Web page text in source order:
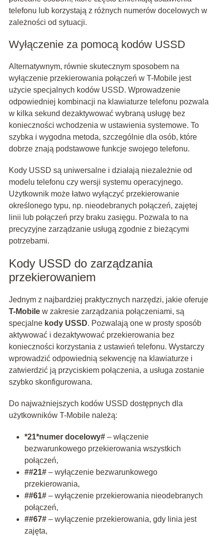
telefonu lub korzystają z różnych numerów docelowych w
zależności od sytuacji.
Wyłączenie za pomocą kodów USSD
Alternatywnym, równie skutecznym sposobem na
wyłączenie przekierowania połączeń w T-Mobile jest
użycie specjalnych kodów USSD. Wprowadzenie
odpowiedniej kombinacji na klawiaturze telefonu pozwala
w kilka sekund dezaktywować wybraną usługę bez
konieczności wchodzenia w ustawienia systemowe. To
szybka i wygodna metoda, szczególnie dla osób, które
dobrze znają podstawowe funkcje swojego telefonu.
Kody USSD są uniwersalne i działają niezależnie od
modelu telefonu czy wersji systemu operacyjnego.
Użytkownik może łatwo wyłączyć przekierowanie
określonego typu, np. nieodebranych połączeń, zajętej
linii lub połączeń przy braku zasięgu. Pozwala to na
precyzyjne zarządzanie usługą zgodnie z bieżącymi
potrzebami.
Kody USSD do zarządzania
przekierowaniem
Jednym z najbardziej praktycznych narzędzi, jakie oferuje
T-Mobilew zakresie zarządzania połączeniami, są
specjalne kody USSD. Pozwalają one w prosty sposób
aktywować i dezaktywować przekierowania bez
konieczności korzystania z ustawień telefonu. Wystarczy
wprowadzić odpowiednią sekwencję na klawiaturze i
zatwierdzić ją przyciskiem połączenia, a usługa zostanie
szybko skonfigurowana.
Do najważniejszych kodów USSD dostępnych dla
użytkowników T-Mobile należą:
*21*numer docelowy#– włączenie
bezwarunkowego przekierowania wszystkich
połączeń,
##21#– wyłączenie bezwarunkowego
przekierowania,
##61#– wyłączenie przekierowania nieodebranych
połączeń,
##67#– wyłączenie przekierowania, gdy linia jest
zajęta,